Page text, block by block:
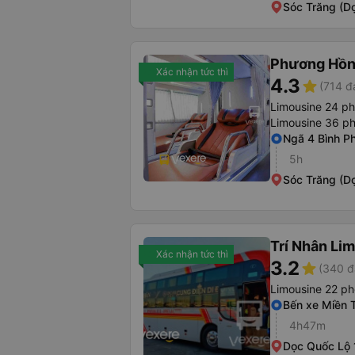
Sóc Trăng
Xác nhận tức thì Phương
4.3star (714
Limousine 24
Limousine 36
Ngã 4 Bình
5h
Sóc Trăng
Xác nhận tức thì Trí Nhân
3.2star (340
Limousine 22
Bến xe Miền
4h47m
Dọc Quốc Lộ